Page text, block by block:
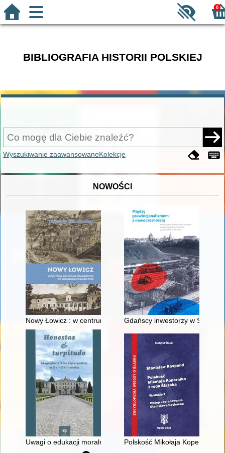
0
BIBLIOGRAFIA HISTORII POLSKIEJ
Wyszukiwanie zaawansowaneKolekcje
NOWOŚCI
Nowy Łowicz : w centrum poligonu drawskiego od
Gdańscy inwestorzy w
Uwagi o edukacji moralnej synów szlacheckich w XVI-
Polskość Mikołaja Kopernika z